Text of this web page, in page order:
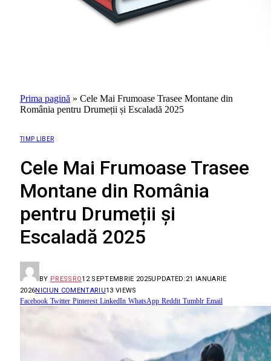
Prima pagină » Cele Mai Frumoase Trasee Montane din
România pentru Drumeții și Escaladă 2025
TIMP LIBER
Cele Mai Frumoase Trasee
Montane din România
pentru Drumeții și
Escaladă 2025
BY PRESSRO12 SEPTEMBRIE 2025UPDATED:21 IANUARIE
2026NICIUN COMENTARIU13 VIEWS
Facebook Twitter Pinterest LinkedIn WhatsApp Reddit Tumblr Email